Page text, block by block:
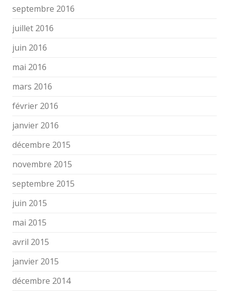
septembre 2016
juillet 2016
juin 2016
mai 2016
mars 2016
février 2016
janvier 2016
décembre 2015
novembre 2015
septembre 2015
juin 2015
mai 2015
avril 2015
janvier 2015
décembre 2014